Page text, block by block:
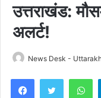
उत्तराखंड:
अलर्ट!
News Desk -